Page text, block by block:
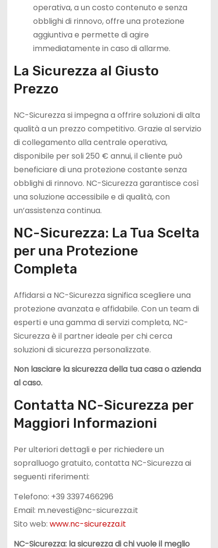
operativa, a un costo contenuto e senza
obblighi di rinnovo, offre una protezione
aggiuntiva e permette di agire
immediatamente in caso di allarme.
La Sicurezza al Giusto
Prezzo
NC-Sicurezza si impegna a offrire soluzioni di alta
qualità a un prezzo competitivo. Grazie al servizio
di collegamento alla centrale operativa,
disponibile per soli 250 € annui, il cliente può
beneficiare di una protezione costante senza
obblighi di rinnovo. NC-Sicurezza garantisce così
una soluzione accessibile e di qualità, con
un’assistenza continua.
NC-Sicurezza: La Tua Scelta
per una Protezione
Completa
Affidarsi a NC-Sicurezza significa scegliere una
protezione avanzata e affidabile. Con un team di
esperti e una gamma di servizi completa, NC-
Sicurezza è il partner ideale per chi cerca
soluzioni di sicurezza personalizzate.
Non lasciare la sicurezza della tua casa o azienda
al caso.
Contatta NC-Sicurezza per
Maggiori Informazioni
Per ulteriori dettagli e per richiedere un
sopralluogo gratuito, contatta NC-Sicurezza ai
seguenti riferimenti:
Telefono: +39 3397466296
Email: m.nevesti@nc-sicurezza.it
Sito web: www.nc-sicurezza.it
NC-Sicurezza: la sicurezza di chi vuole il meglio